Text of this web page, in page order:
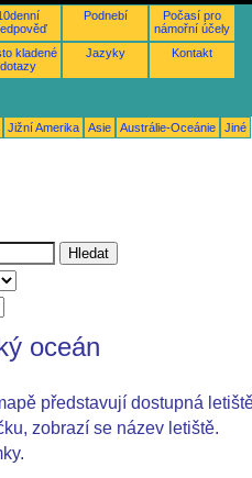
Podnebí
Počasí pro
námořní účely
kladené
dotazy
Jazyky Kontakt
Jižní Amerika Asie Austrálie-Oceánie Jiné
oceán
představují dostupná
zobrazí se název letiště.